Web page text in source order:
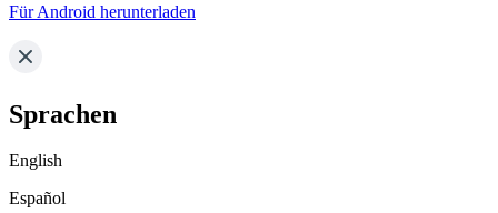
Für Android herunterladen
Sprachen
English
Español